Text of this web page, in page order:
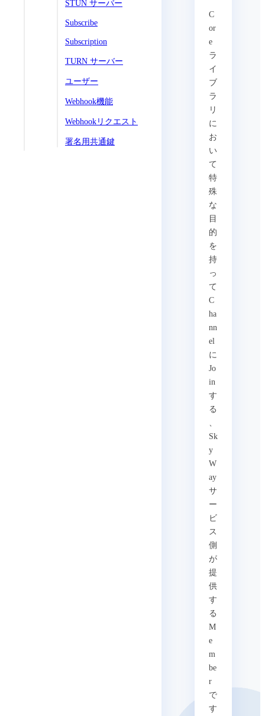
STUN サーバー
Subscribe
Subscription
TURN サーバー
ユーザー
Webhook機能
Webhookリクエスト
署名用共通鍵
C
or
e
ラ
イ
ブ
ラ
リ
に
お
い
て
特
殊
な
目
的
を
持
っ
て
C
ha
nn
el
に
Jo
in
す
る
、
Sk
y
W
ay
サ
ー
ビ
ス
側
が
提
供
す
る
M
e
m
be
r
で
す